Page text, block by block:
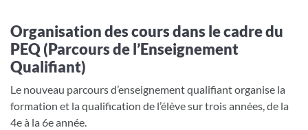
Organisation des cours dans le cadre du
PEQ (Parcours de l’Enseignement
Qualifiant)
Le nouveau parcours d’enseignement qualifiant organise la
formation et la qualification de l’élève sur trois années, de la
4e à la 6e année.